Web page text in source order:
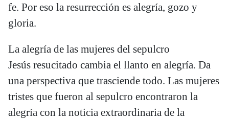
fe. Por eso la resurrección es alegría, gozo y
gloria.
La alegría de las mujeres del sepulcro
Jesús resucitado cambia el llanto en alegría. Da
una perspectiva que trasciende todo. Las mujeres
tristes que fueron al sepulcro encontraron la
alegría con la noticia extraordinaria de la